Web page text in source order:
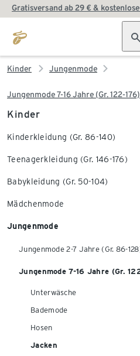
Gratisversand ab 29 € &
Kinder Jungenmode
Jungenmode 7-16 Jahre (Gr. 122-176)
Kinder
Kinderkleidung (Gr. 86-140)
Teenagerkleidung (Gr. 146-176)
Babykleidung (Gr. 50-104)
Mädchenmode
Jungenmode
Jungenmode 2-7 Jahre (Gr. 86-
Jungenmode 7-16 Jahre (Gr.
Unterwäsche
Bademode
Hosen
Jacken